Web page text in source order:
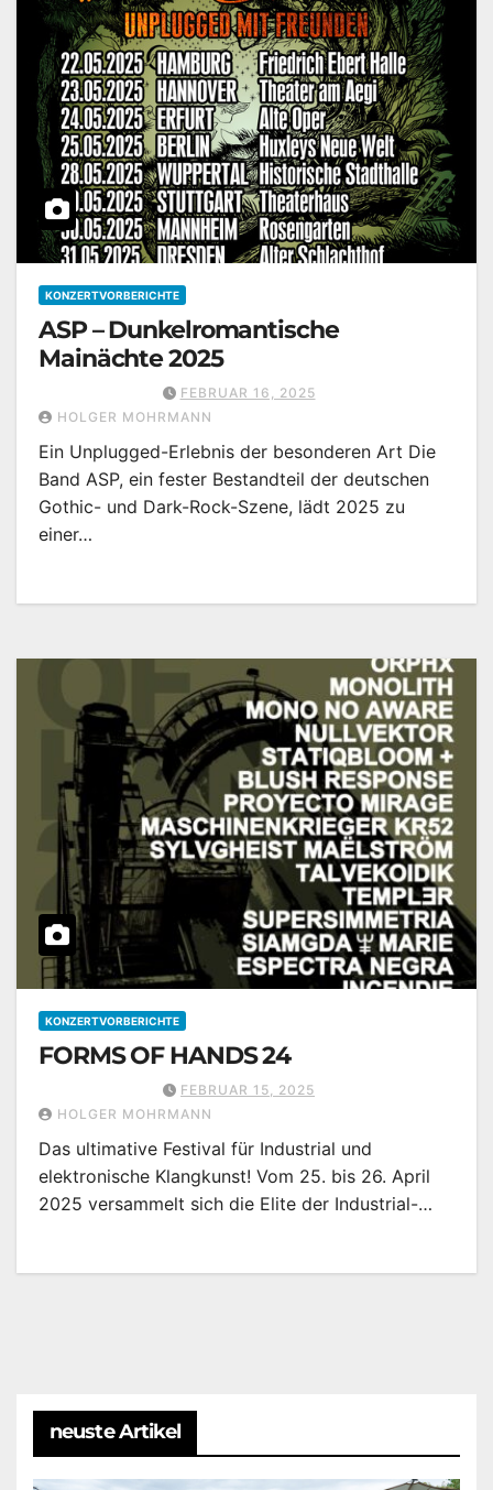
KONZERTVORBERICHTE
ASP – Dunkelromantische
Mainächte 2025
FEBRUAR 16, 2025
HOLGER MOHRMANN
Ein Unplugged-Erlebnis der besonderen Art Die
Band ASP, ein fester Bestandteil der deutschen
Gothic- und Dark-Rock-Szene, lädt 2025 zu
einer…
KONZERTVORBERICHTE
FORMS OF HANDS 24
FEBRUAR 15, 2025
HOLGER MOHRMANN
Das ultimative Festival für Industrial und
elektronische Klangkunst! Vom 25. bis 26. April
2025 versammelt sich die Elite der Industrial-…
neuste Artikel